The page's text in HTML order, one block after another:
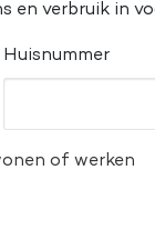
en verbruik in
Huisnummer
of werken